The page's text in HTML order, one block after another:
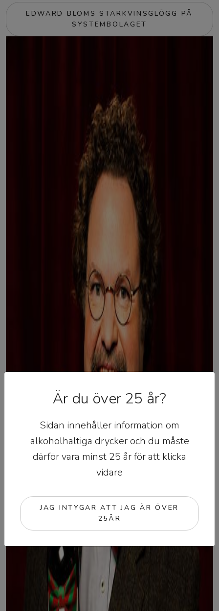
EDWARD BLOMS STARKVINSGLÖGG PÅ
SYSTEMBOLAGET
Är du över 25 år?
Sidan innehåller information om
alkoholhaltiga drycker och du måste
därför vara minst 25 år för att klicka
vidare
JAG INTYGAR ATT JAG ÄR ÖVER
25ÅR